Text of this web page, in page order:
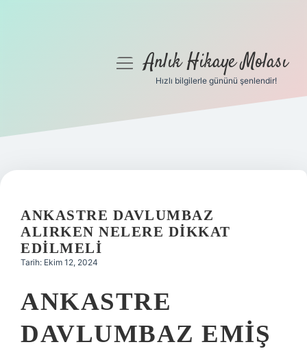
Gizlilik Politikası
Yasal Uyarı
menüyüAnlık Hikaye Molası
Hızlı bilgilerle gününü şenlendir!
ANKASTRE DAVLUMBAZ
ALIRKEN NELERE DIKKAT
EDILMELI
Tarih: Ekim 12, 2024
ANKASTRE
DAVLUMBAZ EMIŞ